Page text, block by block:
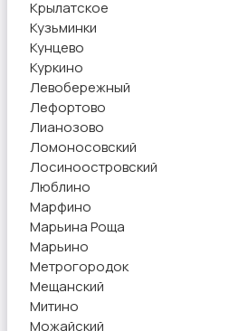
Крылатское
Кузьминки
Кунцево
Куркино
Левобережный
Лефортово
Лианозово
Ломоносовский
Лосиноостровский
Люблино
Марфино
Марьина Роща
Марьино
Метрогородок
Мещанский
Митино
Можайский